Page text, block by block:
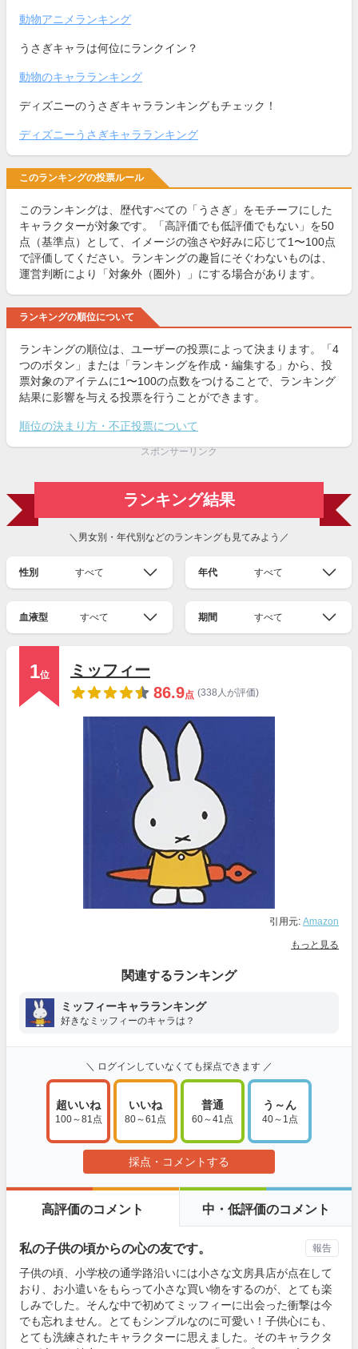
動物アニメランキング
うさぎキャラは何位にランクイン？
動物のキャラランキング
ディズニーのうさぎキャラランキングもチェック！
ディズニーうさぎキャラランキング
このランキングの投票ルール
このランキングは、歴代すべての「うさぎ」をモチーフにした
キャラクターが対象です。「高評価でも低評価でもない」を50
点（基準点）として、イメージの強さや好みに応じて1〜100点
で評価してください。ランキングの趣旨にそぐわないものは、
運営判断により「対象外（圏外）」にする場合があります。
ランキングの順位について
ランキングの順位は、ユーザーの投票によって決まります。「4
つのボタン」または「ランキングを作成・編集する」から、投
票対象のアイテムに1〜100の点数をつけることで、ランキング
結果に影響を与える投票を行うことができます。
順位の決まり方・不正投票について
スポンサーリンク
ランキング結果
＼男女別・年代別などのランキングも見てみよう／
性別 すべて 年代 すべて
血液型 すべて 期間 すべて
1位
ミッフィー
86.9点 (338人が評価)
引用元: Amazon
もっと見る
関連するランキング
ミッフィーキャラランキング
好きなミッフィーのキャラは？
＼ ログインしていなくても採点できます ／
超いいね
100～81点
いいね
80～61点
普通
60～41点
う～ん
40～1点
採点・コメントする
高評価のコメント 中・低評価のコメント
私の子供の頃からの心の友です。
子供の頃、小学校の通学路沿いには小さな文房具店が点在して
おり、お小遣いをもらって小さな買い物をするのが、とても楽
しみでした。そんな中で初めてミッフィーに出会った衝撃は今
でも忘れません。とてもシンプルなのに可愛い！子供心にも、
とても洗練されたキャラクターに思えました。そのキャラクタ
報告